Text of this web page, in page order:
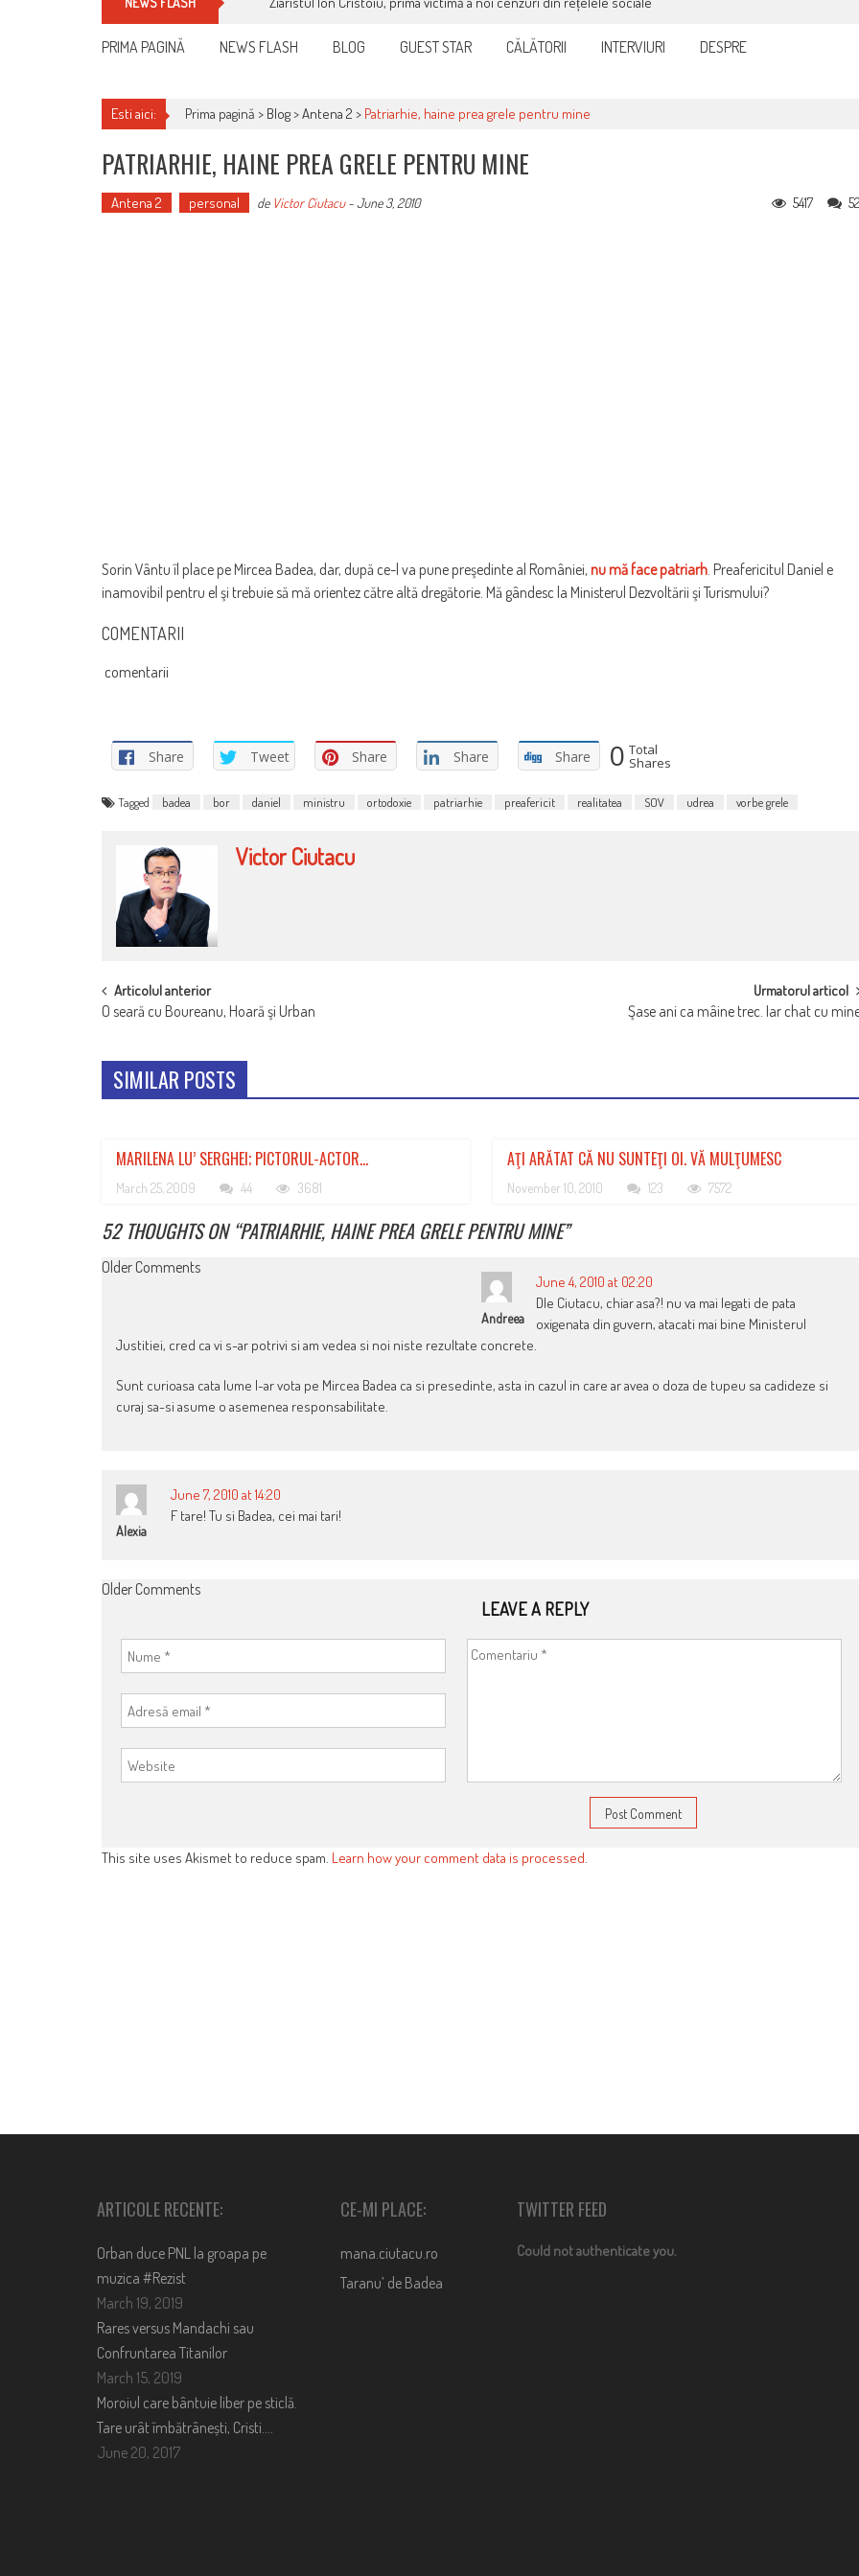
PRIMA PAGINĂ NEWS FLASH BLOG GUEST STAR CĂLĂTORII INTERVIURI DESPRE
Esti aici: Prima pagină > Blog>Antena 2 > Patriarhie, haine prea grele pentru mine
PATRIARHIE, HAINE PREA GRELE PENTRU MINE
Antena 2 personal de Victor Ciutacu-June 3, 2010 5417
Sorin Vântu îl place pe Mircea Badea, dar, după ce-l va pune preşedinte al României, nu mă face patriarh. Preafericitul Daniel e
inamovibil pentru el şi trebuie să mă orientez către altă dregătorie. Mă gândesc la Ministerul Dezvoltării şi Turismului?
COMENTARII
comentarii
Share Tweet Share Share Share 0 Total
Shares
Tagged badea bor daniel ministru ortodoxie patriarhie preafericit realitatea SOV udrea vorbe grele
Victor Ciutacu
POST
NAVIGATION
Articolul anterior
O seară cu Boureanu, Hoară şi Urban
Urmatorul articol
Şase ani ca mâine trec. Iar chat cu
SIMILAR POSTS
MARILENA LU’ SERGHEI; PICTORUL-ACTOR…
March 25, 2009 44 3681
AŢI ARĂTAT CĂ NU SUNTEŢI OI. VĂ MULŢUMESC
November 10, 2010 123 7572
52 THOUGHTS ON “PATRIARHIE, HAINE PREA GRELE PENTRU MINE”
COMMENT
Older Comments
Andreea
June 4, 2010 at 02:20
Dle Ciutacu, chiar asa?! nu va mai legati de pata
oxigenata din guvern, atacati mai bine Ministerul
Justitiei, cred ca vi s-ar potrivi si am vedea si noi niste rezultate concrete.
Sunt curioasa cata lume l-ar vota pe Mircea Badea ca si presedinte, asta in cazul in care ar avea o doza de tupeu sa cadideze si
curaj sa-si asume o asemenea responsabilitate.
Alexia
June 7, 2010 at 14:20
F tare! Tu si Badea, cei mai tari!
COMMENT
Older Comments
LEAVE A REPLY
This site uses Akismet to reduce spam. Learn how your comment data is processed.
ARTICOLE RECENTE:
Orban duce PNL la groapa pe
muzica #Rezist
March 19, 2019
Rares versus Mandachi sau
Confruntarea Titanilor
March 15, 2019
Moroiul care bântuie liber pe sticlă.
Tare urât îmbătrânești, Cristi….
June 20, 2017
CE-MI PLACE:
mana.ciutacu.ro
Taranu’ de Badea
TWITTER FEED
Could not authenticate you.